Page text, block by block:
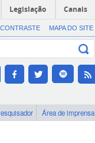
Legislação Canais
MAPA DO SITE
Área de imprensa